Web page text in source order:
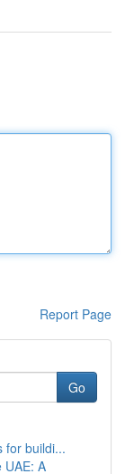
Report Page
Go
for buildi...
UAE: A